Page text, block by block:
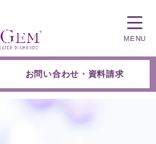
お問い合わせ・資料請求
MENU